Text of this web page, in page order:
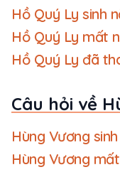
Hồ Quý Ly sinh
Hồ Quý Ly mất
Hồ Quý Ly đã
Câu hỏi về
Hùng Vương
Hùng Vương